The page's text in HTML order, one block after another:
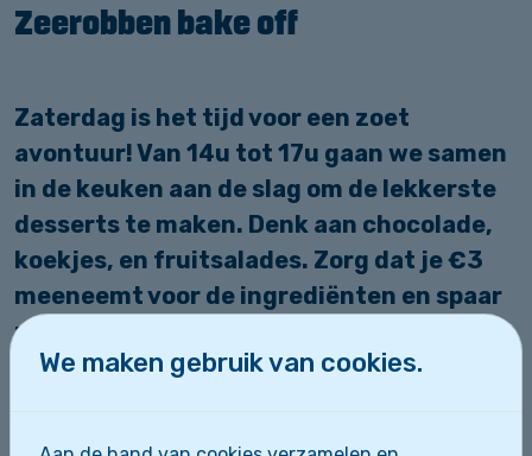
Zeerobben bake off
Zaterdag is het tijd voor een zoet
avontuur! Van 14u tot 17u gaan we samen
in de keuken aan de slag om de lekkerste
desserts te maken. Denk aan chocolade,
koekjes, en fruitsalades. Zorg dat je €3
meeneemt voor de ingrediënten en spaar
nog een plaatsje in je buik voor de
lekkerste dessert. Het wordt een middag
We maken gebruik van cookies.